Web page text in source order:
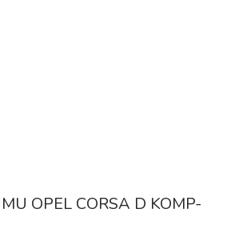
OPEL CORSA D KOMP-